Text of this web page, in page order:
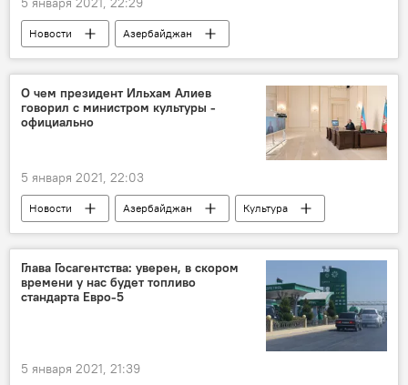
Новости
Азербайджан
ТЕХНОЛОГИИ
ЖИЗНЬ
Карабах
О чем президент Ильхам Алиев
говорил с министром культуры -
официально
5 января 2021, 22:03
Новости Азербайджан
Культура
ЖИЗНЬ
Карабах
Политика
Ильхам Алиев
Министерство культуры АР
Глава Госагентства: уверен, в скором
времени у нас будет топливо
стандарта Евро-5
5 января 2021, 21:39